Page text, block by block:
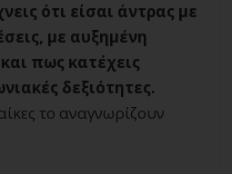
ότι είσαι άντρας με
με αυξημένη
πως κατέχεις
δεξιότητες.
το αναγνωρίζουν